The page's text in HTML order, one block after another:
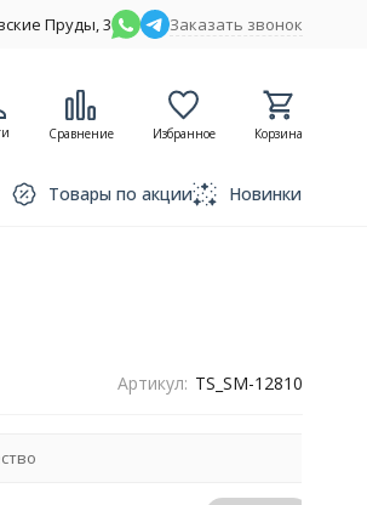
Пруды, 3 Заказать звонок
Сравнение Избранное Корзина
Товары по акции Новинки
Артикул: TS_SM-12810